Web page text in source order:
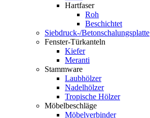
Hartfaser
Roh
Beschichtet
Siebdruck-/Betonschalungsplatte
Fenster-Türkanteln
Kiefer
Meranti
Stammware
Laubhölzer
Nadelhölzer
Tropische Hölzer
Möbelbeschläge
Möbelverbinder